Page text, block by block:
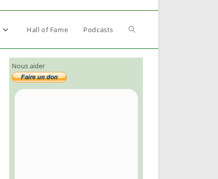
Hall of Fame Podcasts Toggle
Nous aider